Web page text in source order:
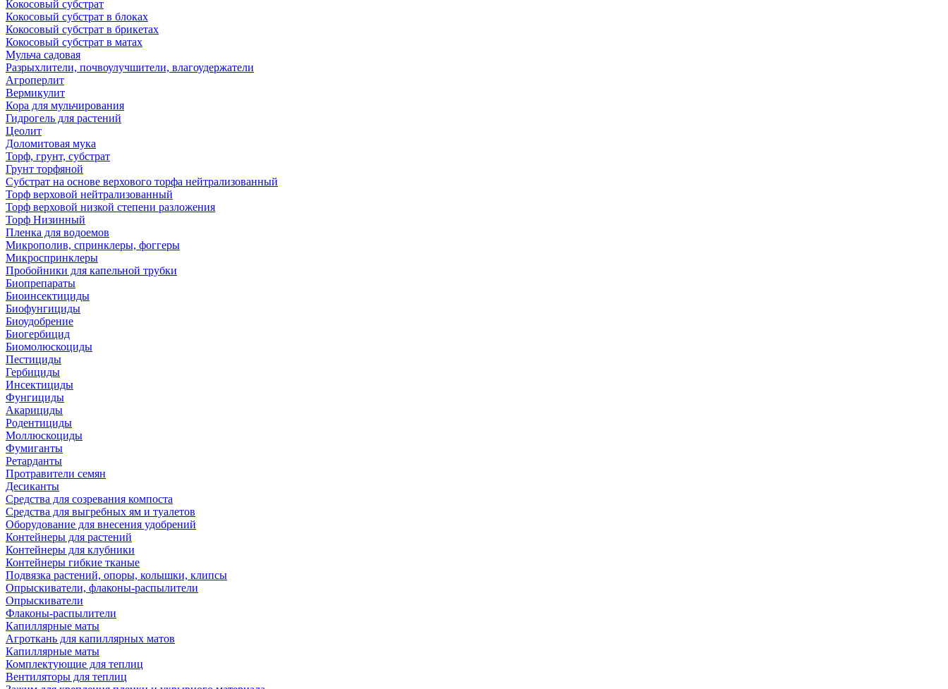
Кокосовый субстрат
Кокосовый субстрат в блоках
Кокосовый субстрат в брикетах
Кокосовый субстрат в матах
Мульча садовая
Разрыхлители, почвоулучшители, влагоудержатели
Агроперлит
Вермикулит
Кора для мульчирования
Гидрогель для растений
Цеолит
Доломитовая мука
Торф, грунт, субстрат
Грунт торфяной
Субстрат на основе верхового торфа нейтрализованный
Торф верховой нейтрализованный
Торф верховой низкой степени разложения
Торф Низинный
Пленка для водоемов
Микрополив, спринклеры, фоггеры
Микроспринклеры
Пробойники для капельной трубки
Биопрепараты
Биоинсектициды
Биофунгициды
Биоудобрение
Биогербицид
Биомолюскоциды
Пестициды
Гербициды
Инсектициды
Фунгициды
Акарициды
Родентициды
Моллюскоциды
Фумиганты
Ретарданты
Протравители семян
Десиканты
Средства для созревания компоста
Средства для выгребных ям и туалетов
Оборудование для внесения удобрений
Контейнеры для растений
Контейнеры для клубники
Контейнеры гибкие тканые
Подвязка растений, опоры, колышки, клипсы
Опрыскиватели, флаконы-распылители
Опрыскиватели
Флаконы-распылители
Капиллярные маты
Агроткань для капиллярных матов
Капиллярные маты
Комплектующие для теплиц
Вентиляторы для теплиц